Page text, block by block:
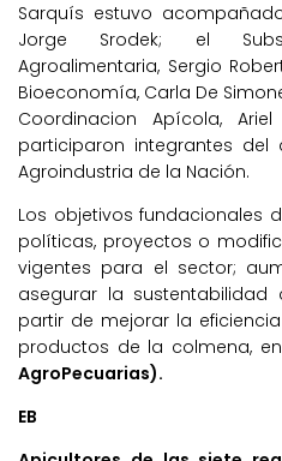
Sarquís estuvo
Jorge Srodek; el
Agroalimentaria, Sergio
Bioeconomía, Carla De
Coordinacion Apícola,
participaron integrantes
Agroindustria de la Nación.
Los objetivos fundacionales
políticas, proyectos o
vigentes para el sector;
asegurar la
partir de mejorar la
productos de la colmena,
AgroPecuarias).
EB